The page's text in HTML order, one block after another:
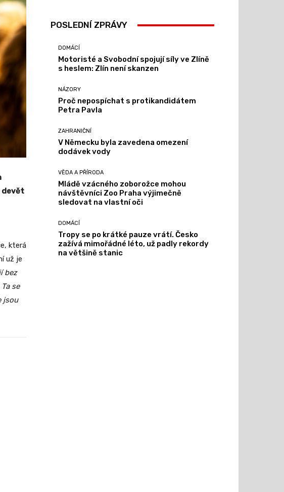
devět
která
už je
bez
se
jsou
POSLEDNÍ ZPRÁVY
DOMÁCÍ
Motoristé a Svobodní spojují síly ve Zlíně
s heslem: Zlín není skanzen
NÁZORY
Proč nepospíchat s protikandidátem
Petra Pavla
ZAHRANIČNÍ
V Německu byla zavedena omezení
dodávek vody
VĚDA A PŘÍRODA
Mládě vzácného zoborožce mohou
návštěvníci Zoo Praha výjimečně
sledovat na vlastní oči
DOMÁCÍ
Tropy se po krátké pauze vrátí. Česko
zažívá mimořádné léto, už padly rekordy
na většině stanic